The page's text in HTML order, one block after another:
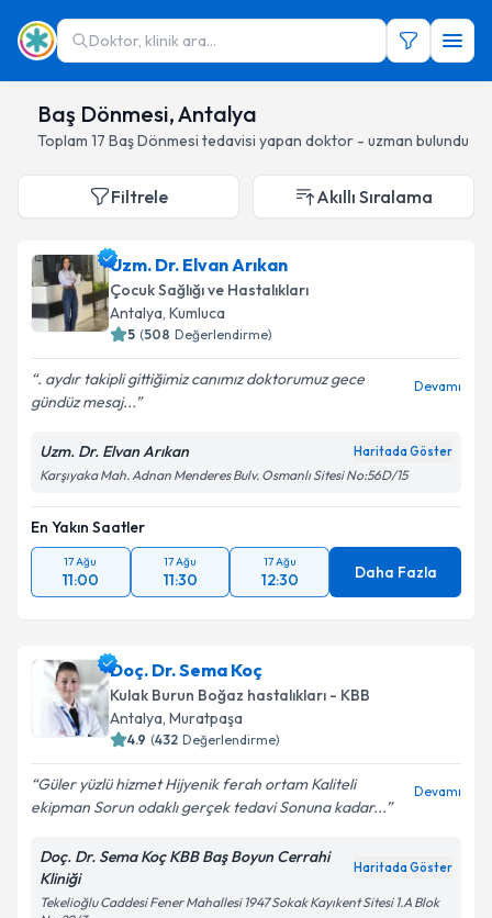
Doktor, klinik ara...
Baş Dönmesi, Antalya
Toplam 17 Baş Dönmesi tedavisi yapan doktor - uzman bulundu
Filtrele Akıllı Sıralama
Uzm. Dr. Elvan Arıkan
Çocuk Sağlığı ve Hastalıkları
Antalya, Kumluca
5 (508 Değerlendirme)
. aydır takipli gittiğimiz canımız doktorumuz️ gece
gündüz mesaj...
Devamı
Uzm. Dr. Elvan Arıkan Haritada Göster
Karşıyaka Mah. Adnan Menderes Bulv. Osmanlı Sitesi No:56D/15
En Yakın Saatler
17 Ağu
11:00
17 Ağu
11:30
17 Ağu
12:30 Daha Fazla
Doç. Dr. Sema Koç
Kulak Burun Boğaz hastalıkları - KBB
Antalya, Muratpaşa
4.9 (432 Değerlendirme)
Güler yüzlü hizmet Hijyenik ferah ortam Kaliteli
ekipman Sorun odaklı gerçek tedavi Sonuna kadar...
Devamı
Doç. Dr. Sema Koç KBB Baş Boyun Cerrahi
Kliniği
Haritada Göster
Tekelioğlu Caddesi Fener Mahallesi 1947 Sokak Kayıkent Sitesi 1.A Blok